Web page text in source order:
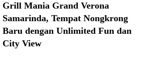
Grill Mania Grand Verona
Samarinda, Tempat Nongkrong
Baru dengan Unlimited Fun dan
City View